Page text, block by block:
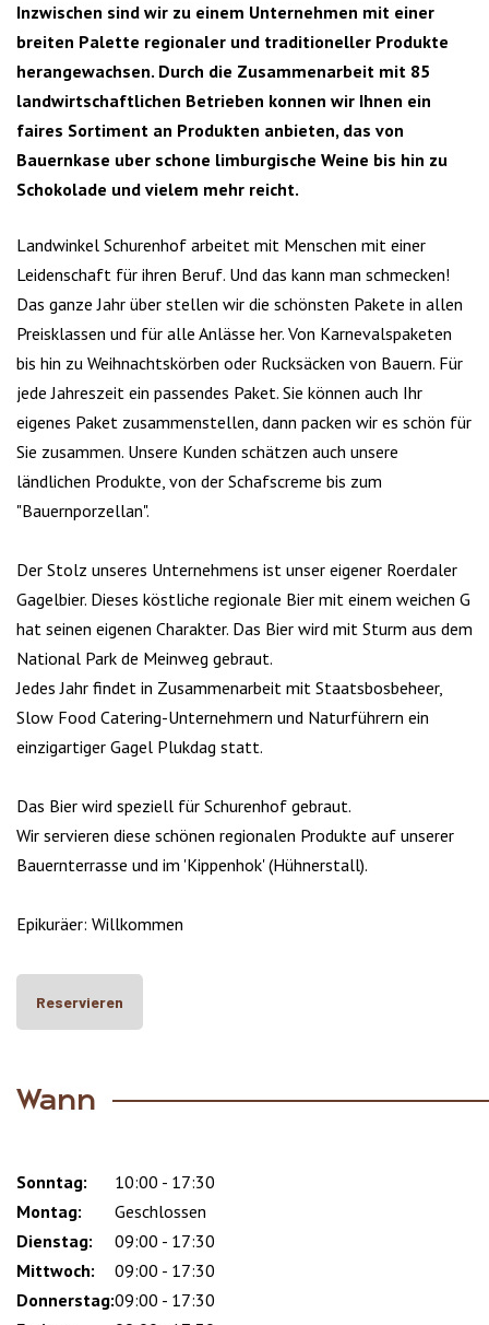
Inzwischen sind wir zu einem Unternehmen mit einer
breiten Palette regionaler und traditioneller Produkte
herangewachsen. Durch die Zusammenarbeit mit 85
landwirtschaftlichen Betrieben konnen wir Ihnen ein
faires Sortiment an Produkten anbieten, das von
Bauernkase uber schone limburgische Weine bis hin zu
Schokolade und vielem mehr reicht.
Landwinkel Schurenhof arbeitet mit Menschen mit einer
Leidenschaft für ihren Beruf. Und das kann man schmecken!
Das ganze Jahr über stellen wir die schönsten Pakete in allen
Preisklassen und für alle Anlässe her. Von Karnevalspaketen
bis hin zu Weihnachtskörben oder Rucksäcken von Bauern. Für
jede Jahreszeit ein passendes Paket. Sie können auch Ihr
eigenes Paket zusammenstellen, dann packen wir es schön für
Sie zusammen. Unsere Kunden schätzen auch unsere
ländlichen Produkte, von der Schafscreme bis zum
"Bauernporzellan".
Der Stolz unseres Unternehmens ist unser eigener Roerdaler
Gagelbier. Dieses köstliche regionale Bier mit einem weichen G
hat seinen eigenen Charakter. Das Bier wird mit Sturm aus dem
National Park de Meinweg gebraut.
Jedes Jahr findet in Zusammenarbeit mit Staatsbosbeheer,
Slow Food Catering-Unternehmern und Naturführern ein
einzigartiger Gagel Plukdag statt.
Das Bier wird speziell für Schurenhof gebraut.
Wir servieren diese schönen regionalen Produkte auf unserer
Bauernterrasse und im 'Kippenhok' (Hühnerstall).
Epikuräer: Willkommen
Reservieren
Wann
Day
Time
slot
Comment
Sonntag:
10:00 - 17:30
Montag:
Geschlossen
Dienstag:
09:00 - 17:30
Mittwoch:
09:00 - 17:30
Donnerstag:09:00 - 17:30